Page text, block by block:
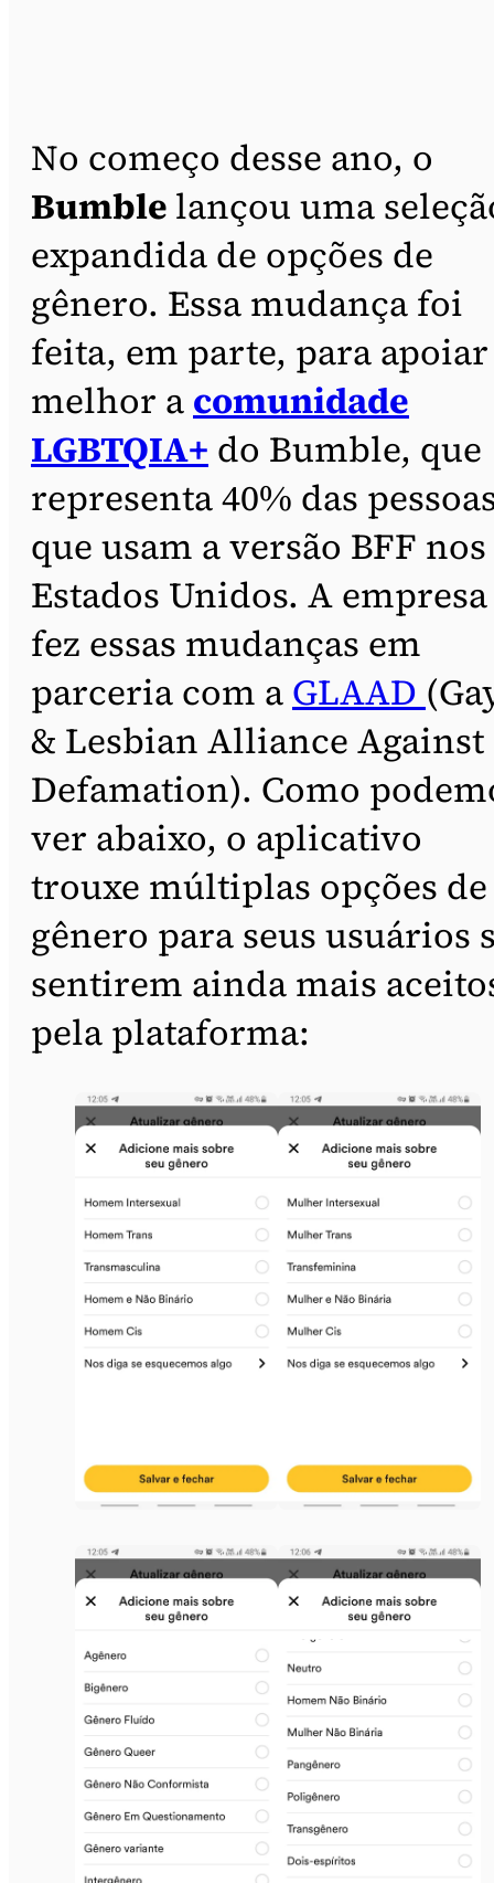
No começo desse ano, o
Bumble lançou uma
expandida de opções de
gênero. Essa mudança foi
feita, em parte, para apoiar
melhor a comunidade
LGBTQIA+ do Bumble, que
representa 40% das
que usam a versão BFF nos
Estados Unidos. A empresa
fez essas mudanças em
parceria com a GLAAD
& Lesbian Alliance Against
Defamation). Como
ver abaixo, o aplicativo
trouxe múltiplas opções de
gênero para seus usuários
sentirem ainda mais
pela plataforma: